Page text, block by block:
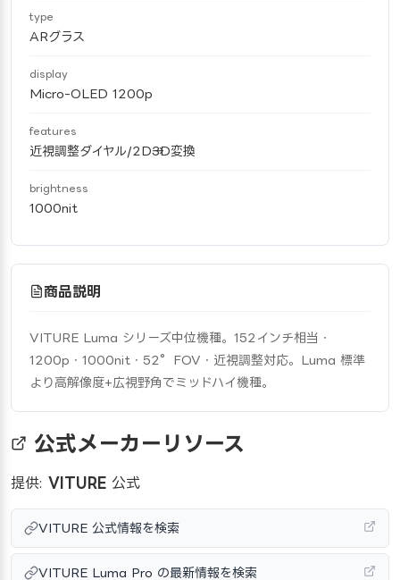
type
ARグラス
display
Micro-OLED 1200p
features
近視調整ダイヤル/2D→3D変換
brightness
1000nit
商品説明
VITURE Luma シリーズ中位機種。152インチ相当・
1200p・1000nit・52°FOV・近視調整対応。Luma 標準
より高解像度+広視野角でミッドハイ機種。
公式メーカーリソース
提供: VITURE 公式
VITURE 公式情報を検索
VITURE Luma Pro の最新情報を検索